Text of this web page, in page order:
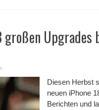
großen
Diesen Herbst
neuen iPhone
Berichten und